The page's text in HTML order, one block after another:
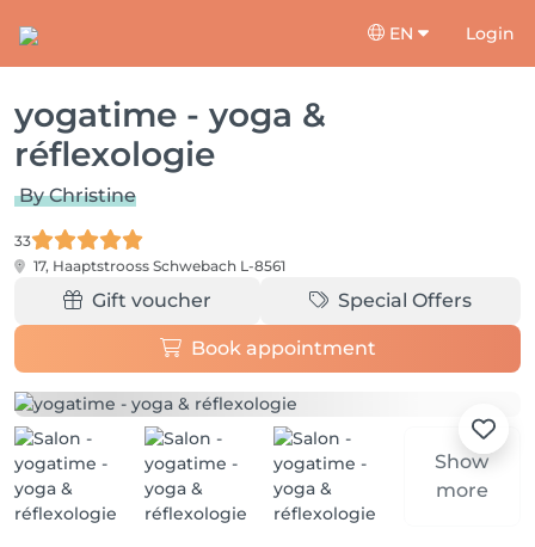
EN Login
yogatime - yoga &
réflexologie
By Christine
33
17, Haaptstrooss Schwebach L-8561
Gift voucher Special Offers
Book appointment
Show
more